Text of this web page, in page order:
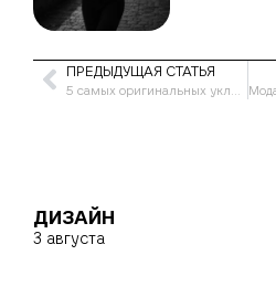
ПРЕДЫДУЩАЯ СТАТЬЯ
ДИЗАЙН
3 августа